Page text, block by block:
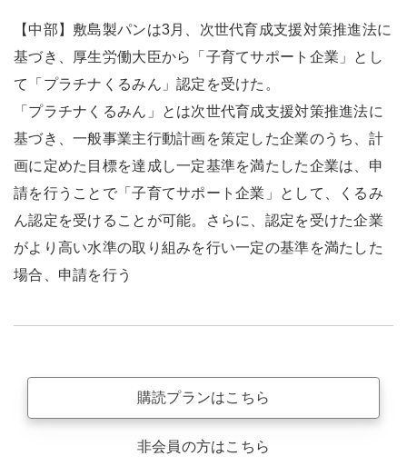
【中部】敷島製パンは3月、次世代育成支援対策推進法に
基づき、厚生労働大臣から「子育てサポート企業」とし
て「プラチナくるみん」認定を受けた。
「プラチナくるみん」とは次世代育成支援対策推進法に
基づき、一般事業主行動計画を策定した企業のうち、計
画に定めた目標を達成し一定基準を満たした企業は、申
請を行うことで「子育てサポート企業」として、くるみ
ん認定を受けることが可能。さらに、認定を受けた企業
がより高い水準の取り組みを行い一定の基準を満たした
場合、申請を行う
購読プランはこちら
非会員の方はこちら